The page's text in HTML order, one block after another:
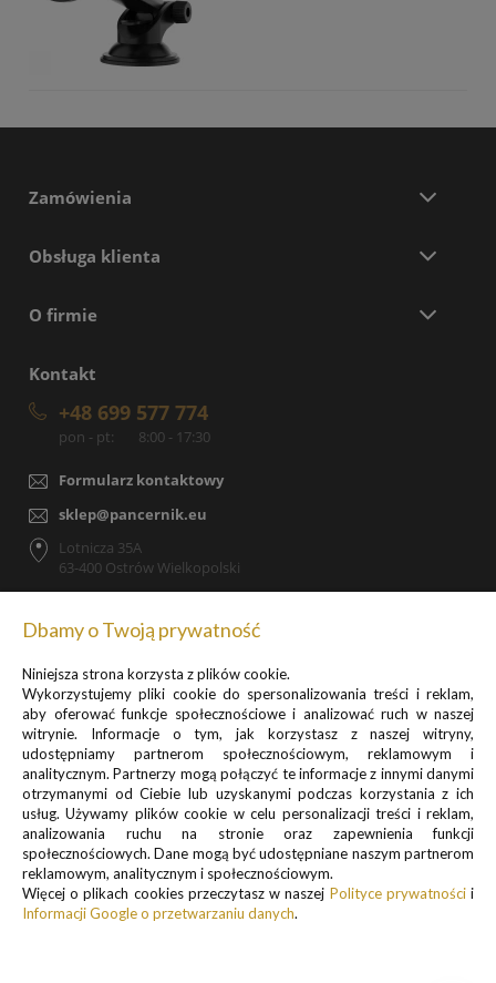
Zamówienia
Obsługa klienta
O firmie
Kontakt
+48 699 577 774
pon - pt: 8:00 - 17:30
Formularz kontaktowy
sklep@pancernik.eu
Lotnicza 35A
63-400 Ostrów Wielkopolski
Zapisz się do newslettera, by otrzymywać informacje o
promocjach i nowościach
Informacje o przetwarzaniu danych osobowych znajdują się w pkt.
1 i 3
Polityki prywatności
.
Dbamy o Twoją prywatność
Niniejsza strona korzysta z plików cookie.
Wykorzystujemy pliki cookie do spersonalizowania treści i reklam,
aby oferować funkcje społecznościowe i analizować ruch w naszej
witrynie. Informacje o tym, jak korzystasz z naszej witryny,
udostępniamy partnerom społecznościowym, reklamowym i
analitycznym. Partnerzy mogą połączyć te informacje z innymi danymi
otrzymanymi od Ciebie lub uzyskanymi podczas korzystania z ich
usług. Używamy plików cookie w celu personalizacji treści i reklam,
analizowania ruchu na stronie oraz zapewnienia funkcji
społecznościowych. Dane mogą być udostępniane naszym partnerom
reklamowym, analitycznym i społecznościowym.
Więcej o plikach cookies przeczytasz w naszej Polityce prywatnościi
Informacji Google o przetwarzaniu danych.